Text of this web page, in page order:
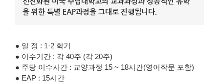
을 위한 특별 EAP과정을 그대로 진행됩니다.
● 일 정 : 1·2 학기
● 이수기간 : 각 40주 (각 20주)
● 주당 이수시간 : 교양과정 15 ~ 18시간(영어작문 포함)
● EAP : 15시간